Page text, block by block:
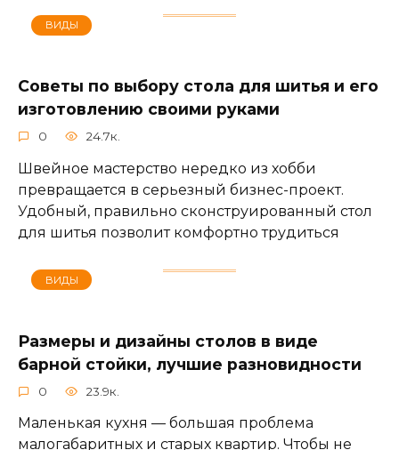
ВИДЫ
Советы по выбору стола для шитья и его
изготовлению своими руками
0 24.7к.
Швейное мастерство нередко из хобби
превращается в серьезный бизнес-проект.
Удобный, правильно сконструированный стол
для шитья позволит комфортно трудиться
ВИДЫ
Размеры и дизайны столов в виде
барной стойки, лучшие разновидности
0 23.9к.
Маленькая кухня — большая проблема
малогабаритных и старых квартир. Чтобы не